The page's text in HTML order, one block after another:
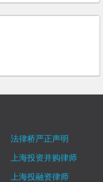
法律桥严正声明
上海投资并购律师
上海投融资律师